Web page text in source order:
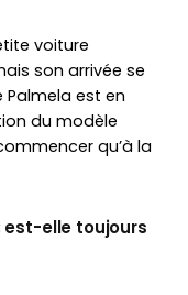
voiture
son arrivée se
Palmela est en
du modèle
qu’à la
est-elle toujours